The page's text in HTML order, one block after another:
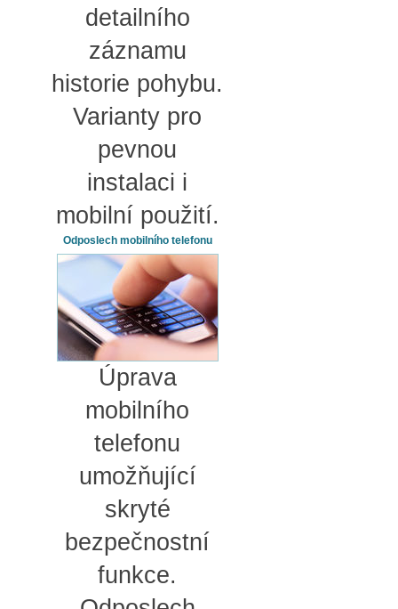
detailního
záznamu
historie pohybu.
Varianty pro
pevnou
instalaci i
mobilní použití.
Odposlech mobilního telefonu
Úprava
mobilního
telefonu
umožňující
skryté
bezpečnostní
funkce.